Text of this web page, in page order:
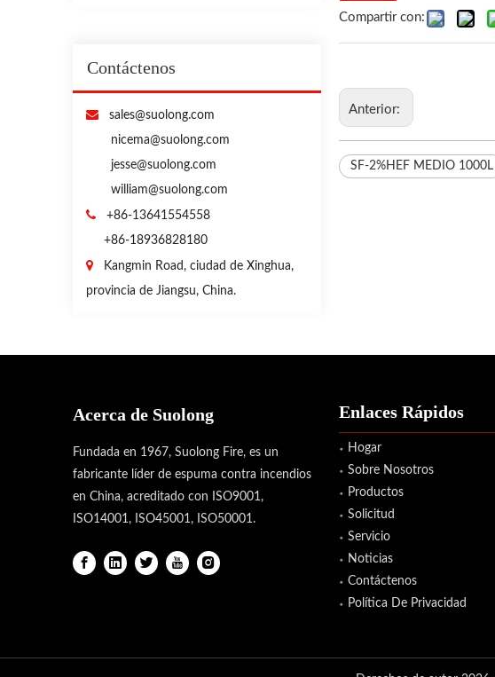
Contáctenos
 sales@suolong.com
nicema@suolong.com
jesse@suolong.com
william@suolong.com

+86-13641554558
+86-18936828180

Kangmin Road, ciudad de Xinghua,
provincia de Jiangsu, China.
Compartir con:
Anterior:
SF-2%HEF MEDIO 1000L
Acerca de Suolong
Fundada en 1967, Suolong Fire, es un
fabricante líder de espuma contra incendios
en China, acreditado con ISO9001,
ISO14001, ISO45001, ISO50001.
Enlaces Rápidos
Hogar
Sobre Nosotros
Productos
Solicitud
Servicio
Noticias
Contáctenos
Política De Privacidad